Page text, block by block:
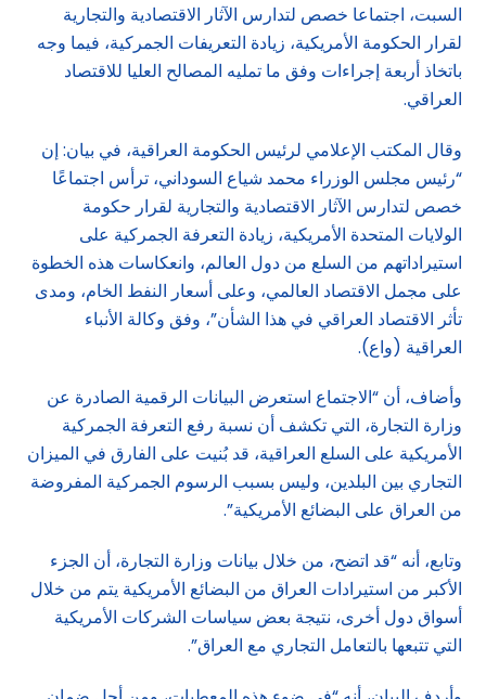
السبت، اجتماعا خصص لتدارس الآثار الاقتصادية والتجارية
لقرار الحكومة الأمريكية، زيادة التعريفات الجمركية، فيما وجه
باتخاذ أربعة إجراءات وفق ما تمليه المصالح العليا للاقتصاد
العراقي.
وقال المكتب الإعلامي لرئيس الحكومة العراقية، في بيان: إن
“رئيس مجلس الوزراء محمد شياع السوداني، ترأس اجتماعًا
خصص لتدارس الآثار الاقتصادية والتجارية لقرار حكومة
الولايات المتحدة الأمريكية، زيادة التعرفة الجمركية على
استيراداتهم من السلع من دول العالم، وانعكاسات هذه الخطوة
على مجمل الاقتصاد العالمي، وعلى أسعار النفط الخام، ومدى
تأثر الاقتصاد العراقي في هذا الشأن”، وفق وكالة الأنباء
العراقية (واع).
وأضاف، أن “الاجتماع استعرض البيانات الرقمية الصادرة عن
وزارة التجارة، التي تكشف أن نسبة رفع التعرفة الجمركية
الأمريكية على السلع العراقية، قد بُنيت على الفارق في الميزان
التجاري بين البلدين، وليس بسبب الرسوم الجمركية المفروضة
من العراق على البضائع الأمريكية”.
وتابع، أنه “قد اتضح، من خلال بيانات وزارة التجارة، أن الجزء
الأكبر من استيرادات العراق من البضائع الأمريكية يتم من خلال
أسواق دول أخرى، نتيجة بعض سياسات الشركات الأمريكية
التي تتبعها بالتعامل التجاري مع العراق”.